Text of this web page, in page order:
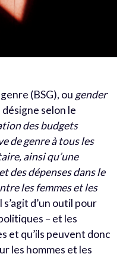
(BSG), ou gender
désigne selon le
des budgets
de genre à tous les
ainsi qu’une
des dépenses dans le
les femmes et les
s’agit d’un outil pour
– et les
et qu’ils peuvent donc
les hommes et les